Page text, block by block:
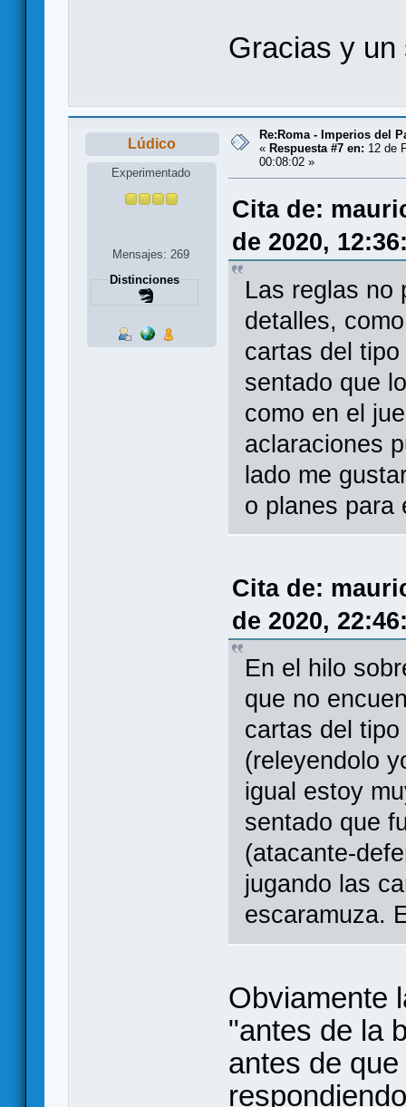
Gracias y un
Lúdico
Experimentado
Mensajes: 269
Distinciones
Re:Roma - Imperios del
« Respuesta #7 en: 12 de
00:08:02 »
Cita de:
de 2020,
Las reglas no
detalles,
cartas del
sentado que
como en el
aclaraciones
lado me
o planes para
Cita de:
de 2020,
En el hilo
que no
cartas del
(releyendolo
igual estoy
sentado que
(atacante-
jugando las
escaramuza.
Obviamente
"antes de la
antes de